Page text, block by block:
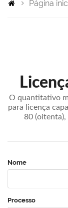
Página
O quantitativo
para licença
80
Nome
Processo